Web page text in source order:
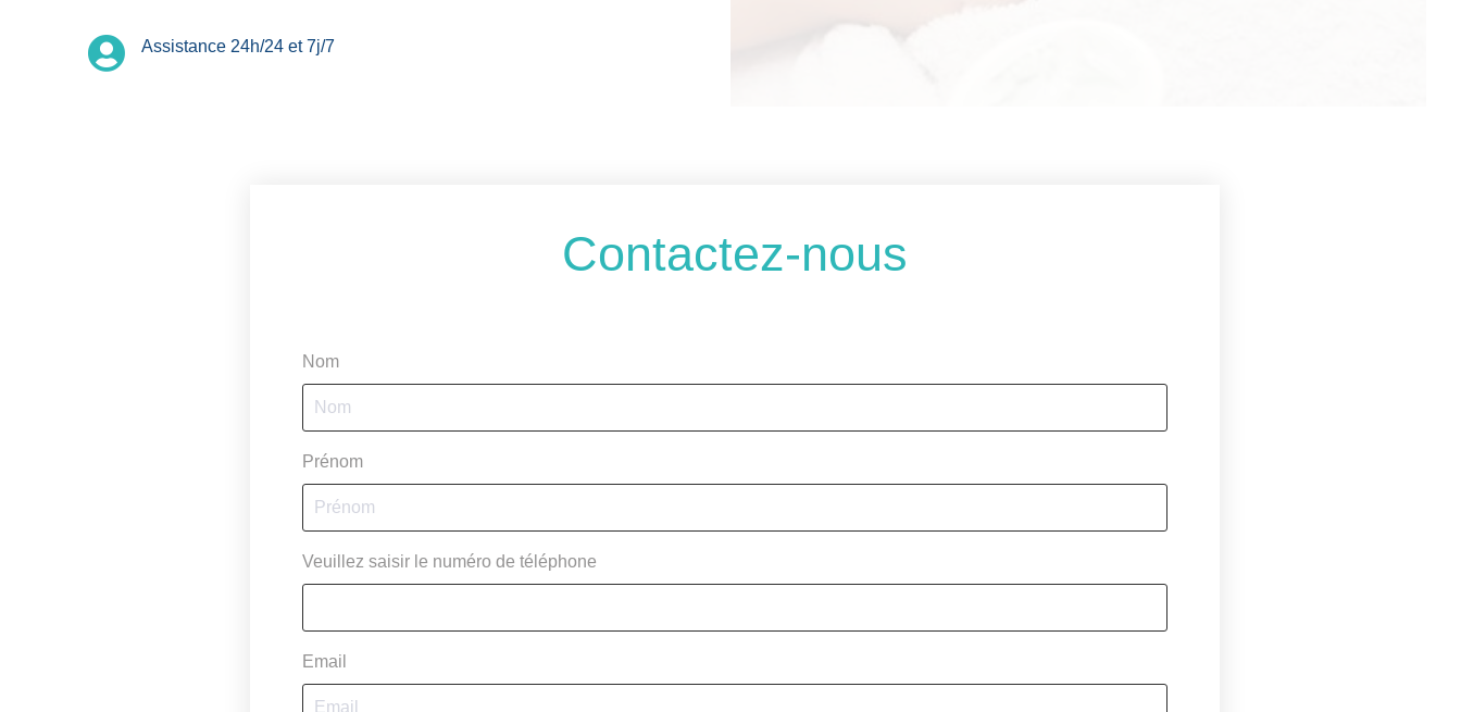
Assistance 24h/24 et 7j/7
Contactez-nous
Nom
Prénom
Veuillez saisir le numéro de téléphone
Email